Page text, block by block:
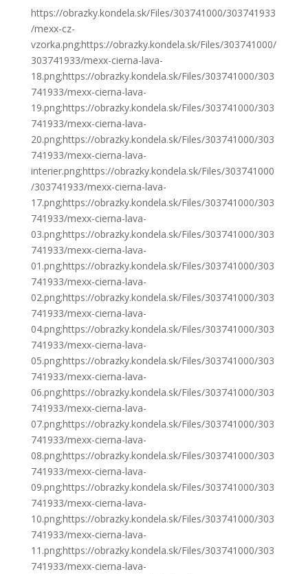
https://obrazky.kondela.sk/Files/303741000/303741933
/mexx-cz-
vzorka.png;https://obrazky.kondela.sk/Files/303741000/
303741933/mexx-cierna-lava-
18.png;https://obrazky.kondela.sk/Files/303741000/303
741933/mexx-cierna-lava-
19.png;https://obrazky.kondela.sk/Files/303741000/303
741933/mexx-cierna-lava-
20.png;https://obrazky.kondela.sk/Files/303741000/303
741933/mexx-cierna-lava-
interier.png;https://obrazky.kondela.sk/Files/303741000
/303741933/mexx-cierna-lava-
17.png;https://obrazky.kondela.sk/Files/303741000/303
741933/mexx-cierna-lava-
03.png;https://obrazky.kondela.sk/Files/303741000/303
741933/mexx-cierna-lava-
01.png;https://obrazky.kondela.sk/Files/303741000/303
741933/mexx-cierna-lava-
02.png;https://obrazky.kondela.sk/Files/303741000/303
741933/mexx-cierna-lava-
04.png;https://obrazky.kondela.sk/Files/303741000/303
741933/mexx-cierna-lava-
05.png;https://obrazky.kondela.sk/Files/303741000/303
741933/mexx-cierna-lava-
06.png;https://obrazky.kondela.sk/Files/303741000/303
741933/mexx-cierna-lava-
07.png;https://obrazky.kondela.sk/Files/303741000/303
741933/mexx-cierna-lava-
08.png;https://obrazky.kondela.sk/Files/303741000/303
741933/mexx-cierna-lava-
09.png;https://obrazky.kondela.sk/Files/303741000/303
741933/mexx-cierna-lava-
10.png;https://obrazky.kondela.sk/Files/303741000/303
741933/mexx-cierna-lava-
11.png;https://obrazky.kondela.sk/Files/303741000/303
741933/mexx-cierna-lava-